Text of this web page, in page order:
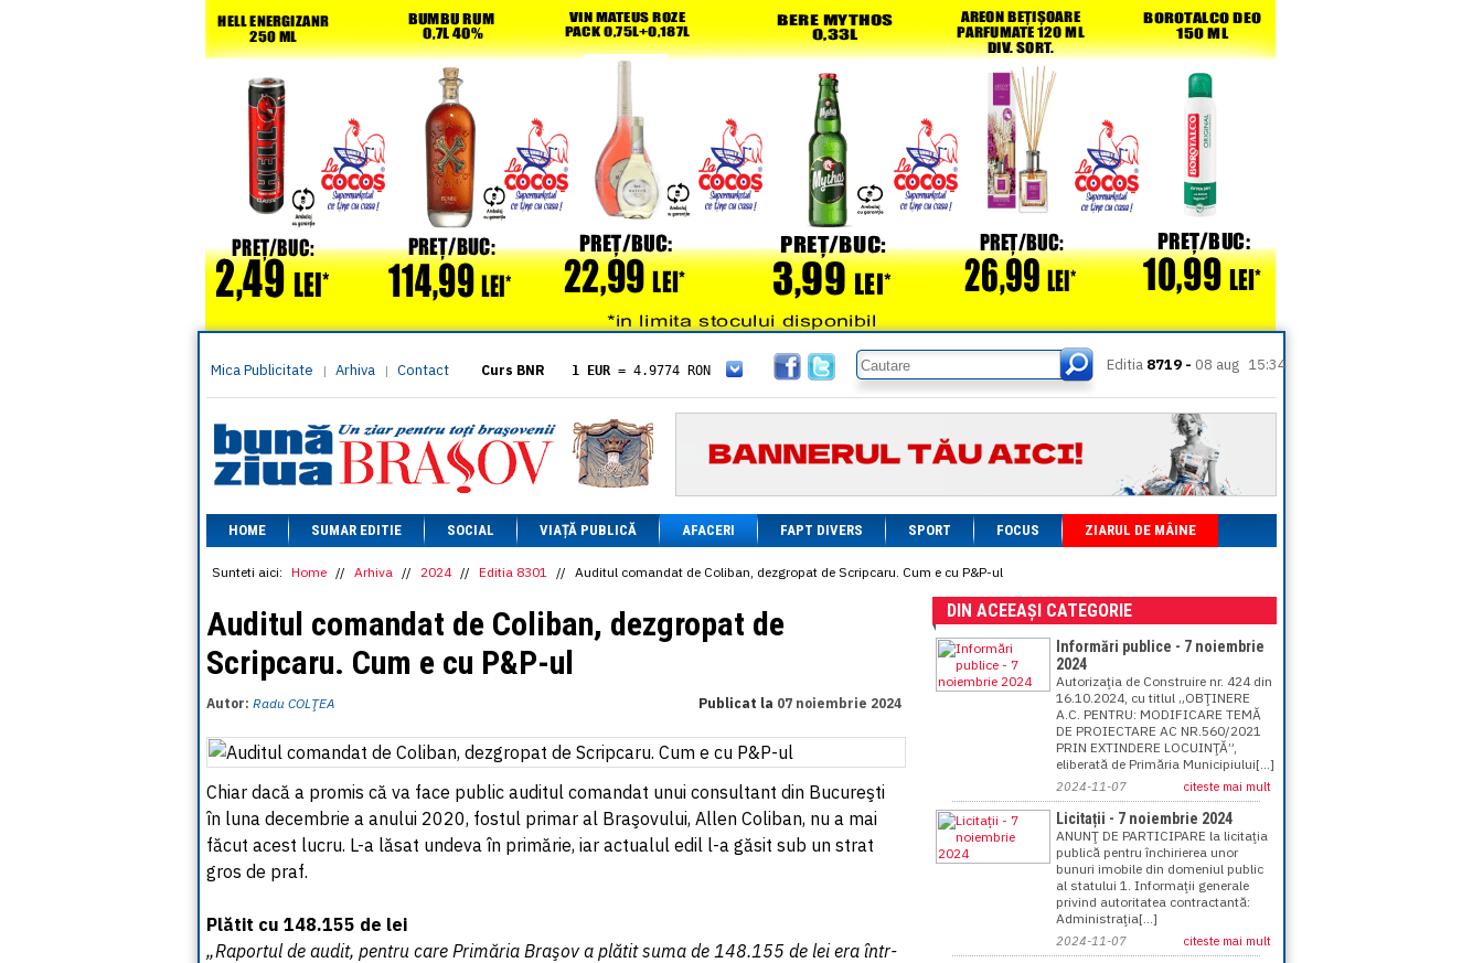
Mica Publicitate | Arhiva | Contact Curs BNR 1 EUR = 4.9774 RON
= 5.8304 RON
1 XAU= 464.4611 RON
1 AED= 1.1933 RON
1 AUD= 2.7957 RON
1 BGN= 2.5449 RON
1 CAD= 3.1559 RON
1 CHF= 5.2813 RON
1 CNY= 0.6015 RON
= 0.6668 RON
1 EGP = 0.0860 RON
1 HUF
= 0.3047 RON
1 MXN= 0.2227 RON
1 NOK= 0.4191 RON
1 NZD = 2.6097 RON
1 PLN
= 1.1646 RON
1 RSD= 0.0425 RON
1 RUB= 0.0530 RON
1 ZAR= 0.2318 RON
Editia 8719 - 08 aug 15:34
HOME SUMAR EDITIE SOCIAL VIAȚĂ PUBLICĂ AFACERI FAPT DIVERS SPORT FOCUS ZIARUL DE MÂINE
Sunteti aici: Home // Arhiva // 2024 // Editia 8301 // Auditul comandat de Coliban, dezgropat de Scripcaru. Cum e cu P&P-ul
Auditul comandat de Coliban, dezgropat de
Scripcaru. Cum e cu P&P-ul
Autor: Radu COLŢEA Publicat la 07 noiembrie 2024
Chiar dacă a promis că va face public auditul comandat unui consultant din Bucureşti
în luna decembrie a anului 2020, fostul primar al Braşovului, Allen Coliban, nu a mai
făcut acest lucru. L-a lăsat undeva în primărie, iar actualul edil l-a găsit sub un strat
gros de praf.
Plătit cu 148.155 de lei
„Raportul de audit, pentru care Primăria Braşov a plătit suma de 148.155 de lei era într-
DIN ACEEAȘI CATEGORIE
Informări publice - 7 noiembrie
2024
Autorizaţia de Construire nr. 424 din
16.10.2024, cu titlul „OBŢINERE
A.C. PENTRU: MODIFICARE TEMĂ
DE PROIECTARE AC NR.560/2021
PRIN EXTINDERE LOCUINŢĂ”,
eliberată de Primăria Municipiului[...]
2024-11-07 citeste mai mult
Licitații - 7 noiembrie 2024
ANUNŢ DE PARTICIPARE la licitaţia
publică pentru închirierea unor
bunuri imobile din domeniul public
al statului 1. Informaţii generale
privind autoritatea contractantă:
Administraţia[...]
2024-11-07 citeste mai mult